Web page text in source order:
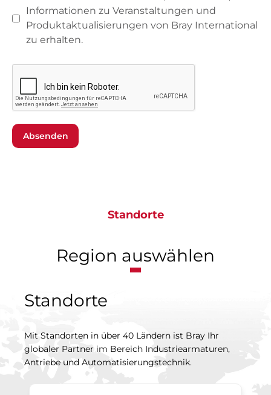
Informationen zu Veranstaltungen und
Produktaktualisierungen von Bray International
zu erhalten.
Absenden
Standorte
Region auswählen
Standorte
Mit Standorten in über 40 Ländern ist Bray Ihr
globaler Partner im Bereich Industriearmaturen,
Antriebe und Automatisierungstechnik.